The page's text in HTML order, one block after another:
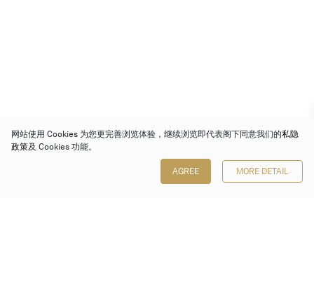
网站使用 Cookies 为您更完善浏览体验，继续浏览即代表阁下同意我们的私隐
政策及 Cookies 功能。
AGREE MORE DETAIL